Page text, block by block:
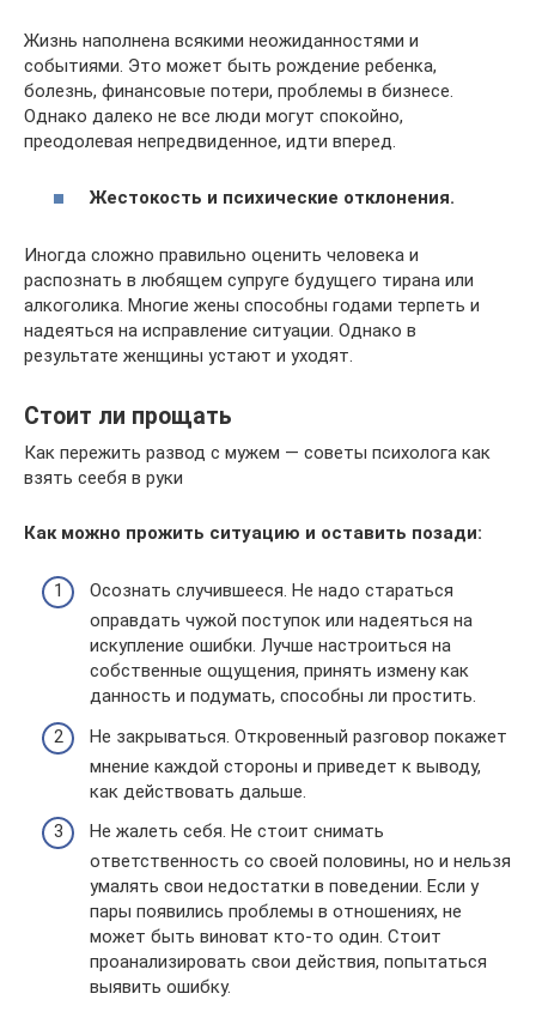
Жизнь наполнена всякими неожиданностями и
событиями. Это может быть рождение ребенка,
болезнь, финансовые потери, проблемы в бизнесе.
Однако далеко не все люди могут спокойно,
преодолевая непредвиденное, идти вперед.
Жестокость и психические отклонения.
Иногда сложно правильно оценить человека и
распознать в любящем супруге будущего тирана или
алкоголика. Многие жены способны годами терпеть и
надеяться на исправление ситуации. Однако в
результате женщины устают и уходят.
Стоит ли прощать
Как пережить развод с мужем — советы психолога как
взять сеебя в руки
Как можно прожить ситуацию и оставить позади:
Осознать случившееся. Не надо стараться
оправдать чужой поступок или надеяться на
искупление ошибки. Лучше настроиться на
собственные ощущения, принять измену как
данность и подумать, способны ли простить.
Не закрываться. Откровенный разговор покажет
мнение каждой стороны и приведет к выводу,
как действовать дальше.
Не жалеть себя. Не стоит снимать
ответственность со своей половины, но и нельзя
умалять свои недостатки в поведении. Если у
пары появились проблемы в отношениях, не
может быть виноват кто-то один. Стоит
проанализировать свои действия, попытаться
выявить ошибку.